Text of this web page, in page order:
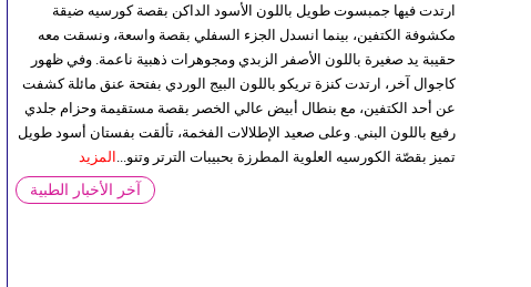
ارتدت فيها جمبسوت طويل باللون الأسود الداكن بقصة كورسيه ضيقة
مكشوفة الكتفين، بينما انسدل الجزء السفلي بقصة واسعة، ونسقت معه
حقيبة يد صغيرة باللون الأصفر الزبدي ومجوهرات ذهبية ناعمة. وفي ظهور
كاجوال آخر، ارتدت كنزة تريكو باللون البيج الوردي بفتحة عنق مائلة كشفت
عن أحد الكتفين، مع بنطال أبيض عالي الخصر بقصة مستقيمة وحزام جلدي
رفيع باللون البني. وعلى صعيد الإطلالات الفخمة، تألقت بفستان أسود طويل
تميز بقصّة الكورسيه العلوية المطرزة بحبيبات الترتر وتنو...
المزيد
آخر الأخبار الطبية